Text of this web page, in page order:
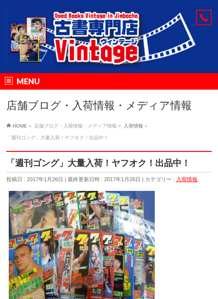
MENU
店舗ブログ・入荷情報・メディア情報
HOME » 店舗ブログ・入荷情報・メディア情報 » 入荷情報 »
「週刊ゴング」大量入荷！ヤフオク！出品中！
「週刊ゴング」大量入荷！ヤフオク！出品中！
投稿日 : 2017年1月26日 最終更新日時 : 2017年1月26日 カテゴリー : 入荷情報